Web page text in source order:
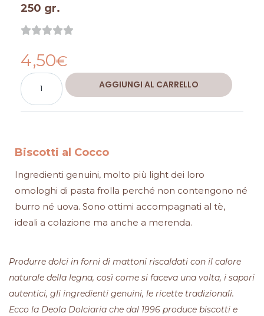
250 gr.

5
4,50€
Biscotti
al
Cocco
AGGIUNGI AL CARRELLO
Alternative:
Biscotti al Cocco
Ingredienti genuini, molto più light dei loro
omologhi di pasta frolla perché non contengono né
burro né uova. Sono ottimi accompagnati al tè,
ideali a colazione ma anche a merenda.
Produrre dolci in forni di mattoni riscaldati con il calore
naturale della legna, così come si faceva una volta, i sapori
autentici, gli ingredienti genuini, le ricette tradizionali.
Ecco la Deola Dolciaria che dal 1996 produce biscotti e